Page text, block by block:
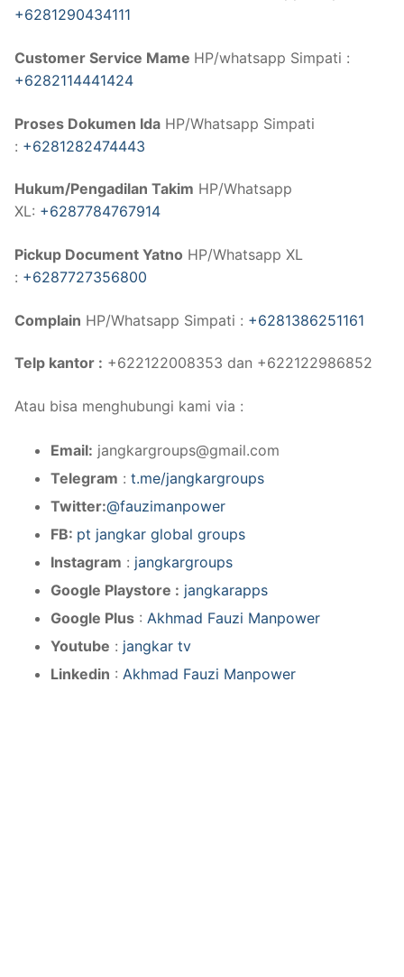
+6281290434111
Customer Service Mame HP/whatsapp Simpati :
+6282114441424
Proses Dokumen Ida HP/Whatsapp Simpati
: +6281282474443
Hukum/Pengadilan Takim HP/Whatsapp
XL: +6287784767914
Pickup Document Yatno HP/Whatsapp XL
: +6287727356800
Complain HP/Whatsapp Simpati : +6281386251161
Telp kantor : +622122008353 dan +622122986852
Atau bisa menghubungi kami via :
Email: jangkargroups@gmail.com
Telegram : t.me/jangkargroups
Twitter:@fauzimanpower
FB: pt jangkar global groups
Instagram : jangkargroups
Google Playstore : jangkarapps
Google Plus : Akhmad Fauzi Manpower
Youtube : jangkar tv
Linkedin : Akhmad Fauzi Manpower